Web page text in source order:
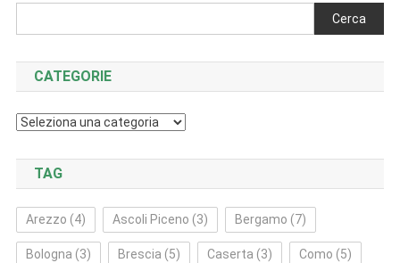
Cerca
CATEGORIE
Categorie
TAG
Arezzo (4) Ascoli Piceno (3) Bergamo (7)
Bologna (3) Brescia (5) Caserta (3) Como (5)